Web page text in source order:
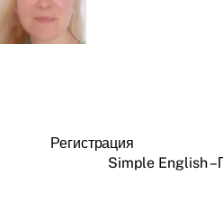
Регистрация
Simple English –